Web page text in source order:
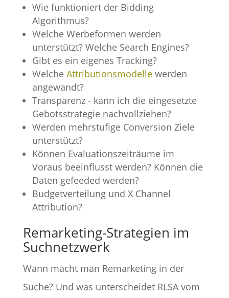
Wie funktioniert der Bidding
Algorithmus?
Welche Werbeformen werden
unterstützt? Welche Search Engines?
Gibt es ein eigenes Tracking?
Welche Attributionsmodellewerden
angewandt?
Transparenz - kann ich die eingesetzte
Gebotsstrategie nachvollziehen?
Werden mehrstufige Conversion Ziele
unterstützt?
Können Evaluationszeiträume im
Voraus beeinflusst werden? Können die
Daten gefeeded werden?
Budgetverteilung und X Channel
Attribution?
Remarketing-Strategien im
Suchnetzwerk
Wann macht man Remarketing in der
Suche? Und was unterscheidet RLSA vom